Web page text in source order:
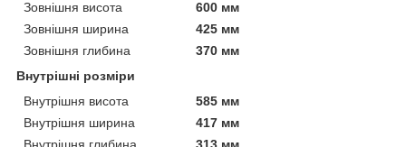
Зовнішня висота
600 мм
Зовнішня ширина
425 мм
Зовнішня глибина
370 мм
Внутрішні розміри
Внутрішня висота
585 мм
Внутрішня ширина
417 мм